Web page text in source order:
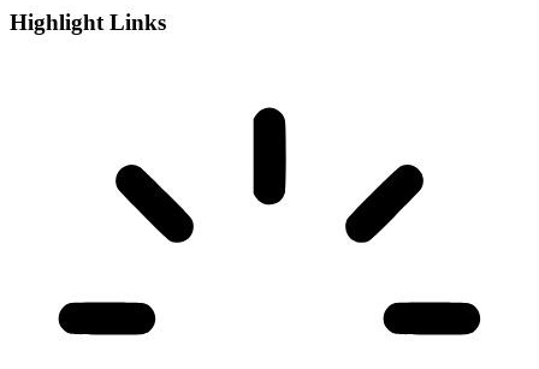
Highlight Links